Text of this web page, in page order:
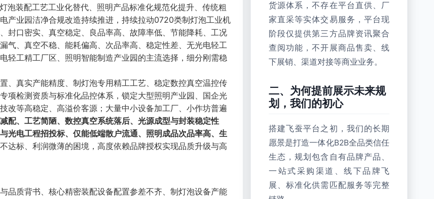
泡装配工艺工业化替代、照明产品标准化规范化提升、传统粗
产业园洁净合规改造持续推进，持续拉动0720类制灯泡工业机
封口密实、真空稳定、良品率高、故障率低、节能降耗、工况
气、真空不稳、能耗偏高、次品率高、稳定性差、无光电轻工
轻工精工厂区、照明智能制造产业园的主流选择，细分刚需稳
、真实产能精度、制灯泡专用精工工艺、稳定数控真空温控传
项检测资质与标准化品控体系，锁定大型照明产业园、国企光
改等高稳定、高溢价客源；大量中小设备加工厂、小作坊普遍
配、工艺简陋、数控真空系统落后、光源成型与封装稳定性
光电工程招投标、仅能低端散户流通、照明成品次品率高、生
达标、利润微薄的困境，高度依赖品牌授权实现品质升级与高
品质背书、核心精密装配设备配置参差不齐、制灯泡设备产能
货源体系，不存在平台直供、厂
家直采等实体交易服务，平台现
阶段仅提供第三方品牌资讯聚合
查阅功能，不开展商品售卖、线
下展销、渠道对接等商业业务。
二、为何提前展示未来规
划，我们的初心
搭建飞蚕平台之初，我们的长期
愿景是打造一体化B2B全品类信任
生态，规划包含自有品牌产品、
一站式采购渠道、线下品牌飞
展、标准化供需匹配服务等完整